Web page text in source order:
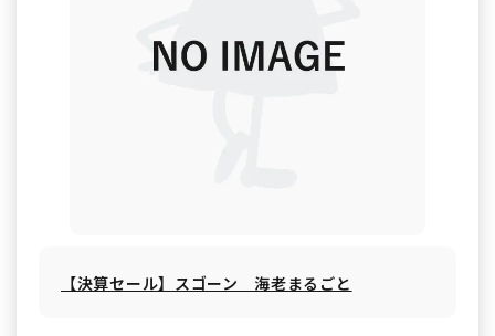
【決算セール】スゴーン 海老まるごと